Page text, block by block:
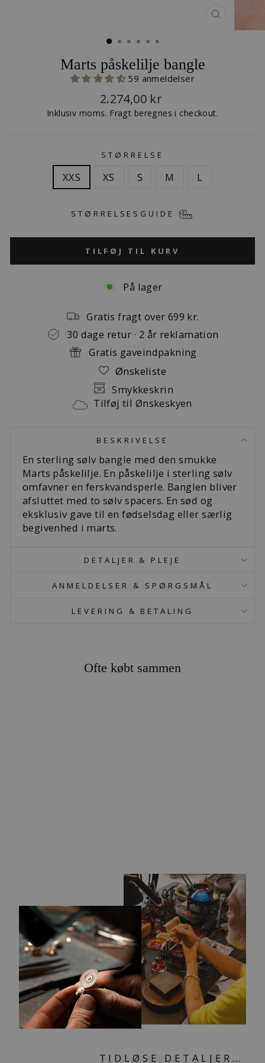
(ESC)
Marts påskelilje bangle
59 anmeldelser
Normalpris
2.274,00 kr
Inklusiv moms. Fragt beregnes i checkout.
STØRRELSE
XXS XS S M L
STØRRELSESGUIDE
TILFØJ TIL KURV
På lager
Gratis fragt over 699 kr.
30 dage retur · 2 år reklamation
Gratis gaveindpakning
Ønskeliste
Smykkeskrin
Tilføj til Ønskeskyen
BESKRIVELSE
En sterling sølv bangle med den smukke
Marts påskelilje. En påskelilje i sterling sølv
omfavner en ferskvandsperle. Banglen bliver
afsluttet med to sølv spacers. En sød og
eksklusiv gave til en fødselsdag eller særlig
begivenhed i marts.
DETALJER & PLEJE
ANMELDELSER & SPØRGSMÅL
LEVERING & BETALING
Ofte købt sammen
TIDLØSE DETALJER…